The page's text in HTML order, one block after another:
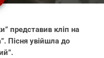
представив кліп на
Пісня увійшла до